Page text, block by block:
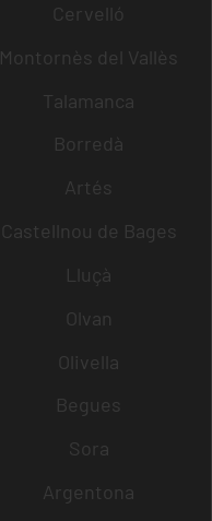
Cervelló
Montornès del Vallès
Talamanca
Borredà
Artés
Castellnou de Bages
Lluçà
Olvan
Olivella
Begues
Sora
Argentona